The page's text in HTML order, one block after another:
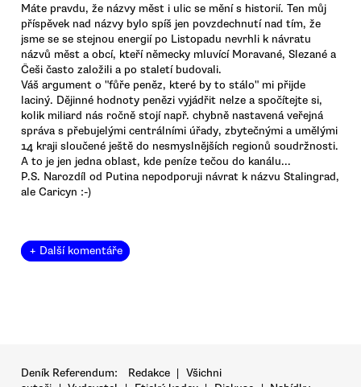
Máte pravdu, že názvy měst i ulic se mění s historií. Ten můj
příspěvek nad názvy bylo spíš jen povzdechnutí nad tím, že
jsme se se stejnou energií po Listopadu nevrhli k návratu
názvů měst a obcí, kteří německy mluvící Moravané, Slezané a
Češi často založili a po staletí budovali.
Váš argument o "fůře peněz, které by to stálo" mi přijde
laciný. Dějinné hodnoty penězi vyjádřit nelze a spočítejte si,
kolik miliard nás ročně stojí např. chybně nastavená veřejná
správa s přebujelými centrálními úřady, zbytečnými a umělými
14 kraji sloučené ještě do nesmyslnějších regionů soudržnosti.
A to je jen jedna oblast, kde peníze tečou do kanálu...
P.S. Narozdíl od Putina nepodporuji návrat k názvu Stalingrad,
ale Caricyn :-)
+ Další komentáře
Deník Referendum: Redakce | Všichni